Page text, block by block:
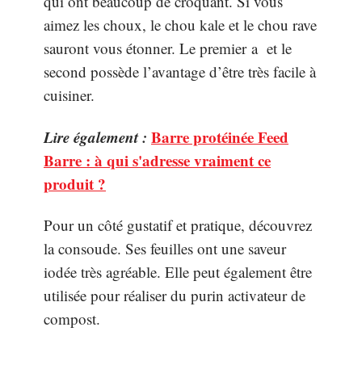
aimez les choux, le chou kale et le chou rave
sauront vous étonner. Le premier a et le
second possède l’avantage d’être très facile à
cuisiner.
Lire également : Barre protéinée Feed
Barre : à qui s'adresse vraiment ce
produit ?
Pour un côté gustatif et pratique, découvrez
la consoude. Ses feuilles ont une saveur
iodée très agréable. Elle peut également être
utilisée pour réaliser du purin activateur de
compost.